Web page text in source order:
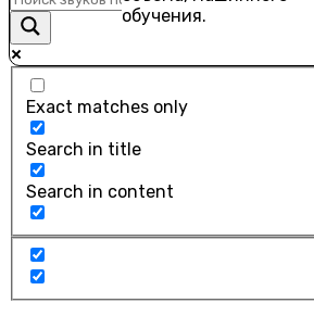
обучения.
Exact matches only
Search in title
Search in content